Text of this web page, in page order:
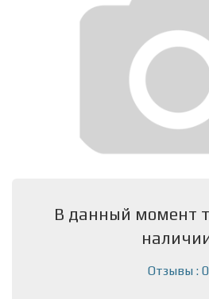
В данный момент
Отзывы : 0